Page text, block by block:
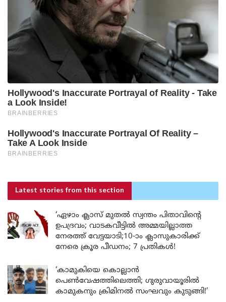
Latest stories from this section
‘ഏഴാം ക്ലാസ് മുതൽ സ്വന്തം പിതാവിന്റെ
ഉപദ്രവം; വാടകവീട്ടിൽ അമ്മയില്ലാത്ത
നേരത്ത് വേട്ടയാടി;10-ാം ക്ലാസുകാരിക്ക്
നേരെ ക്രൂര പീഡനം; 7 പ്രതികൾ!
‘കാമുകിയെ കൊല്ലാൻ
പെൺവേഷത്തിലെത്തി; ഗുരുവായൂരിൽ
കാമുകനും ക്രിമിനൽ സംഘവും കുടുങ്ങി!’